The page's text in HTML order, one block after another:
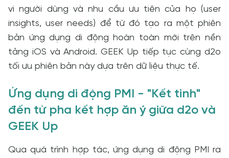
vi người dùng và nhu cầu ưu tiên của họ (user
insights, user needs) để từ đó tạo ra một phiên
bản ứng dụng di động hoàn toàn mới trên nền
tảng iOS và Android. GEEK Up tiếp tục cùng d2o
tối ưu phiên bản này dựa trên dữ liệu thực tế.
Ứng dụng di động PMI - "Kết tinh"
đến từ pha kết hợp ăn ý giữa d2o và
GEEK Up
Qua quá trình hợp tác, ứng dụng di động PMI ra